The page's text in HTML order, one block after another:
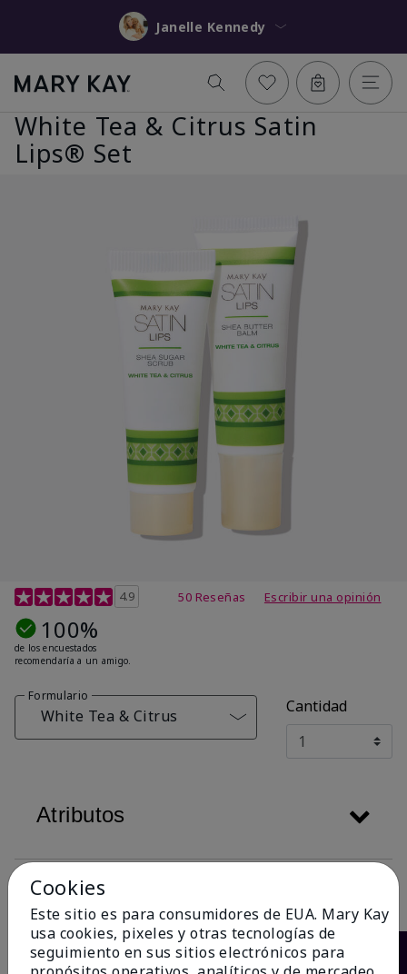
Janelle Kennedy
White Tea & Citrus Satin
Lips® Set
Calificación de clientes de 4,7 de 5
4.9 50 Reseñas Escribir una opinión
100%
de los encuestados
recomendaría a un amigo.
Formulario
White Tea & Citrus Cantidad
Atributos
Descripción
Cookies
Este sitio es para consumidores de EUA. Mary Kay
usa cookies, pixeles y otras tecnologías de
seguimiento en sus sitios electrónicos para